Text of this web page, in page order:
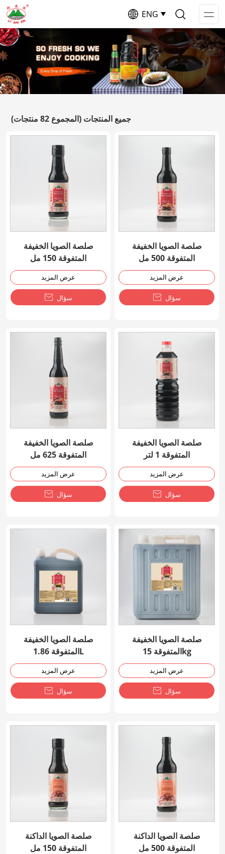
ENG
جميع المنتجات (المجموع 82 منتجات)
صلصة الصويا الخفيفة
المتفوقة 150 مل
عرض المزيد
 سؤال
صلصة الصويا الخفيفة
المتفوقة 500 مل
عرض المزيد
 سؤال
صلصة الصويا الخفيفة
المتفوقة 625 مل
عرض المزيد
 سؤال
صلصة الصويا الخفيفة
المتفوقة 1 لتر
عرض المزيد
 سؤال
صلصة الصويا الخفيفة
المتفوقة 1.86L
عرض المزيد
 سؤال
صلصة الصويا الخفيفة
المتفوقة 15kg
عرض المزيد
 سؤال
صلصة الصويا الداكنة
المتفوقة 150 مل
صلصة الصويا الداكنة
المتفوقة 500 مل